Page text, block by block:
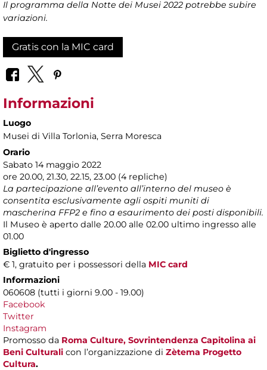
Il programma della Notte dei Musei 2022 potrebbe subire
variazioni.
Gratis con la MIC card
Informazioni
Luogo
Musei di Villa Torlonia, Serra Moresca
Orario
Sabato 14 maggio 2022
ore 20.00, 21.30, 22.15, 23.00 (4 repliche)
La partecipazione all’evento all’interno del museo è
consentita esclusivamente agli ospiti muniti di
mascherina FFP2 e fino a esaurimento dei posti disponibili.
Il Museo è aperto dalle 20.00 alle 02.00 ultimo ingresso alle
01.00
Biglietto d'ingresso
€ 1, gratuito per i possessori della MIC card
Informazioni
060608 (tutti i giorni 9.00 - 19.00)
Facebook
Twitter
Instagram
Promosso da Roma Culture, Sovrintendenza Capitolina ai
Beni Culturali con l’organizzazione di Zètema Progetto
Cultura.